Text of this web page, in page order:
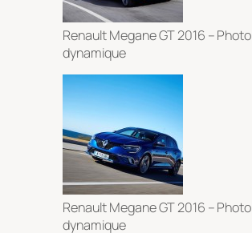
Renault Megane GT 2016 – Photo
dynamique
Renault Megane GT 2016 – Photo
dynamique